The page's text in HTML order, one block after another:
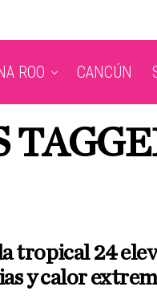
ROO CANCÚN
tropical 24
y calor